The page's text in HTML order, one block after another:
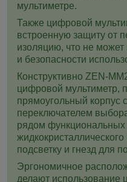
мультиметре.
Также цифровой
встроенную защиту от
изоляцию, что не может
и безопасности
Конструктивно ZEN-
цифровой мультиметр,
прямоугольный
переключателем
рядом функциональных
подсветку и гнезд для
Эргономичное
делают использование